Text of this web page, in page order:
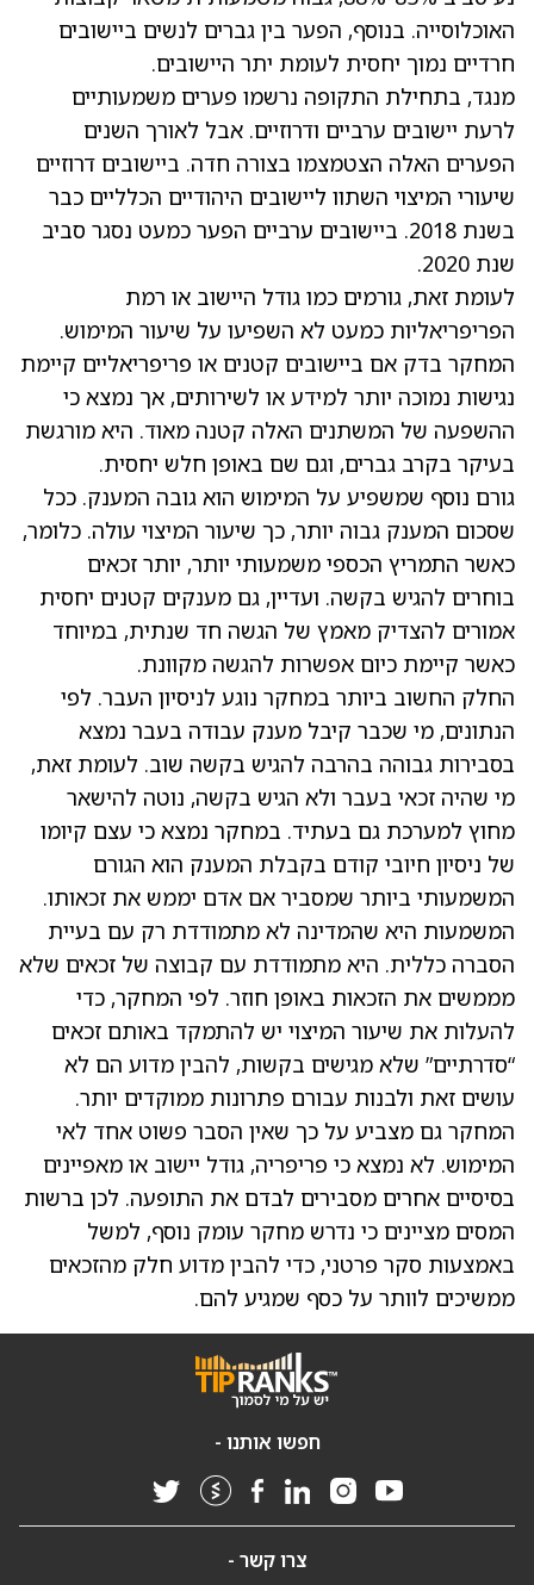
האוכלוסייה. בנוסף, הפער בין גברים לנשים ביישובים
חרדיים נמוך יחסית לעומת יתר היישובים.
מנגד, בתחילת התקופה נרשמו פערים משמעותיים
לרעת יישובים ערביים ודרוזיים. אבל לאורך השנים
הפערים האלה הצטמצמו בצורה חדה. ביישובים דרוזיים
שיעורי המיצוי השתוו ליישובים היהודיים הכלליים כבר
בשנת 2018. ביישובים ערביים הפער כמעט נסגר סביב
שנת 2020.
לעומת זאת, גורמים כמו גודל היישוב או רמת
הפריפריאליות כמעט לא השפיעו על שיעור המימוש.
המחקר בדק אם ביישובים קטנים או פריפריאליים קיימת
נגישות נמוכה יותר למידע או לשירותים, אך נמצא כי
ההשפעה של המשתנים האלה קטנה מאוד. היא מורגשת
בעיקר בקרב גברים, וגם שם באופן חלש יחסית.
גורם נוסף שמשפיע על המימוש הוא גובה המענק. ככל
שסכום המענק גבוה יותר, כך שיעור המיצוי עולה. כלומר,
כאשר התמריץ הכספי משמעותי יותר, יותר זכאים
בוחרים להגיש בקשה. ועדיין, גם מענקים קטנים יחסית
אמורים להצדיק מאמץ של הגשה חד שנתית, במיוחד
כאשר קיימת כיום אפשרות להגשה מקוונת.
החלק החשוב ביותר במחקר נוגע לניסיון העבר. לפי
הנתונים, מי שכבר קיבל מענק עבודה בעבר נמצא
בסבירות גבוהה בהרבה להגיש בקשה שוב. לעומת זאת,
מי שהיה זכאי בעבר ולא הגיש בקשה, נוטה להישאר
מחוץ למערכת גם בעתיד. במחקר נמצא כי עצם קיומו
של ניסיון חיובי קודם בקבלת המענק הוא הגורם
המשמעותי ביותר שמסביר אם אדם יממש את זכאותו.
המשמעות היא שהמדינה לא מתמודדת רק עם בעיית
הסברה כללית. היא מתמודדת עם קבוצה של זכאים שלא
מממשים את הזכאות באופן חוזר. לפי המחקר, כדי
להעלות את שיעור המיצוי יש להתמקד באותם זכאים
“סדרתיים” שלא מגישים בקשות, להבין מדוע הם לא
עושים זאת ולבנות עבורם פתרונות ממוקדים יותר.
המחקר גם מצביע על כך שאין הסבר פשוט אחד לאי
המימוש. לא נמצא כי פריפריה, גודל יישוב או מאפיינים
בסיסיים אחרים מסבירים לבדם את התופעה. לכן ברשות
המסים מציינים כי נדרש מחקר עומק נוסף, למשל
באמצעות סקר פרטני, כדי להבין מדוע חלק מהזכאים
ממשיכים לוותר על כסף שמגיע להם.
חפשו אותנו -
צרו קשר -